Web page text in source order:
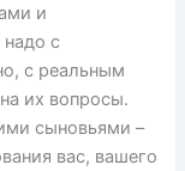
и
с
с реальным
их вопросы.
сыновьями –
вас, вашего